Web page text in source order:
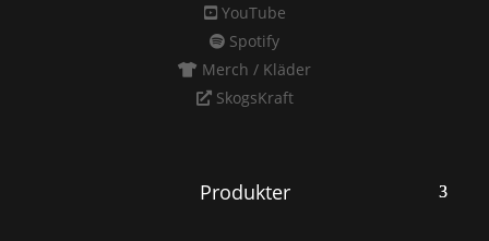
YouTube
Spotify
Merch / Kläder
SkogsKraft
Produkter